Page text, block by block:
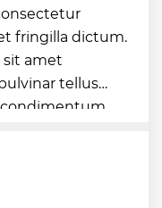
yeni su
Kemer’e çevre
fringilla dictum.
sit amet
tellus
sapien. Praese